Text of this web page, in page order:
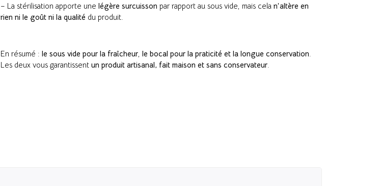
– La stérilisation apporte une légère surcuisson par rapport au sous vide, mais cela n’altère en
rien ni le goût ni la qualité du produit.
En résumé : le sous vide pour la fraîcheur, le bocal pour la praticité et la longue conservation.
Les deux vous garantissent un produit artisanal, fait maison et sans conservateur.